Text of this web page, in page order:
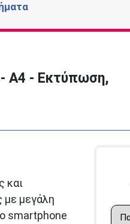
A4 - Εκτύπωση,
και
με μεγάλη
smartphone